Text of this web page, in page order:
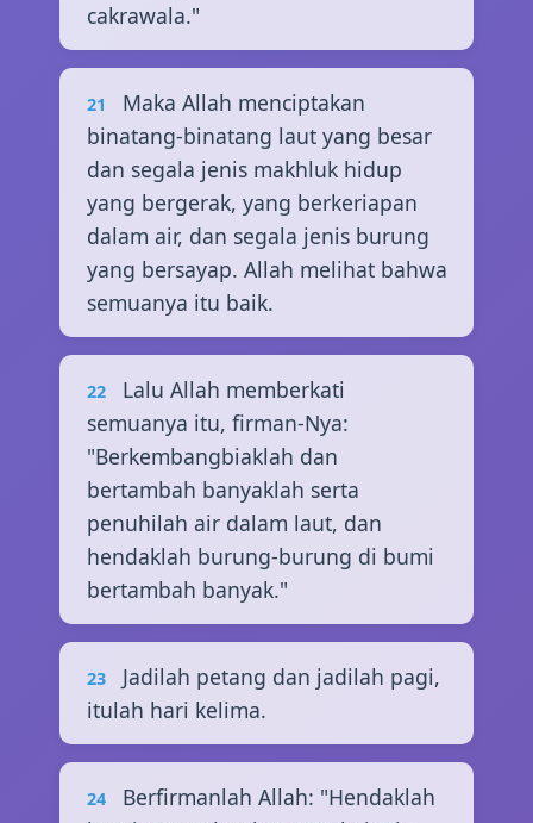
cakrawala."
21
Maka Allah menciptakan
binatang-binatang laut yang besar
dan segala jenis makhluk hidup
yang bergerak, yang berkeriapan
dalam air, dan segala jenis burung
yang bersayap. Allah melihat bahwa
semuanya itu baik.
22
Lalu Allah memberkati
semuanya itu, firman-Nya:
"Berkembangbiaklah dan
bertambah banyaklah serta
penuhilah air dalam laut, dan
hendaklah burung-burung di bumi
bertambah banyak."
23
Jadilah petang dan jadilah pagi,
itulah hari kelima.
24
Berfirmanlah Allah: "Hendaklah